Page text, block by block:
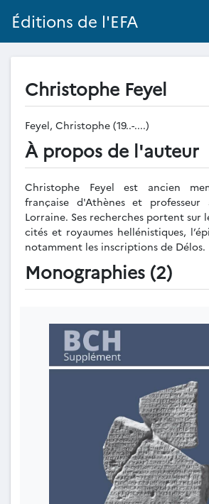
Éditions de l'EFA
Christophe Feyel
Feyel, Christophe (19..-....)
À propos de l'auteur
Christophe Feyel est ancien
française d'Athènes et
Lorraine. Ses recherches portent sur
cités et royaumes hellénistiques,
notamment les inscriptions de Délos.
Monographies (2)